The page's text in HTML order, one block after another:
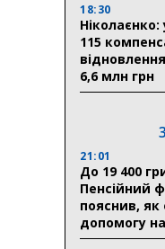
18:30
115
6,6 млн грн
21:01
До 19 400
Пенсійний
пояснив,
допомогу